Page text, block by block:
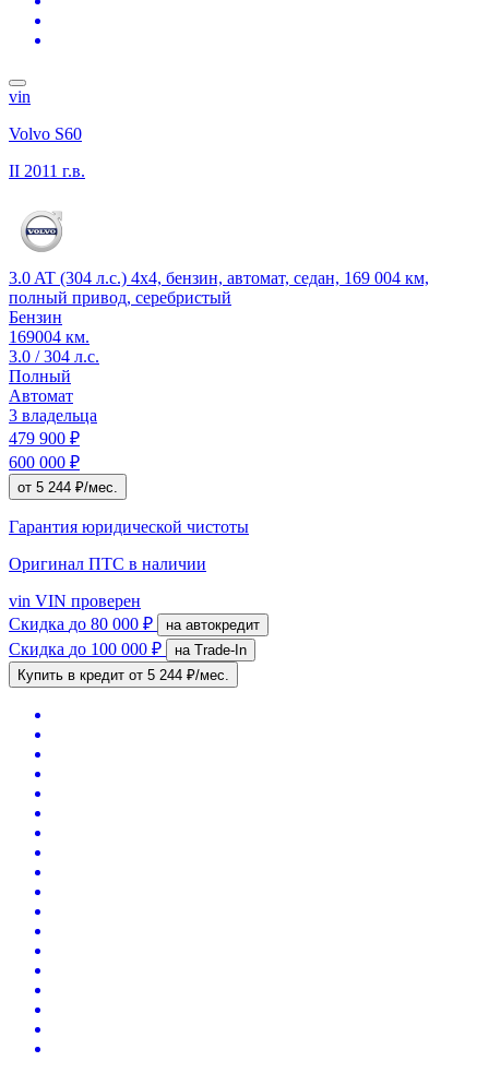
vin
Volvo S60
II 2011 г.в.
3.0 AT (304 л.с.) 4x4, бензин, автомат, седан, 169 004 км,
полный привод, серебристый
Бензин
169004 км.
3.0 / 304 л.с.
Полный
Автомат
3 владельца
479 900 ₽
600 000 ₽
от 5 244 ₽/мес.
Гарантия юридической чистоты
Оригинал ПТС в наличии
vin VIN проверен
Скидка до 80 000 ₽ на автокредит
Скидка до 100 000 ₽
на Trade-In
Купить в кредит от 5 244 ₽/мес.